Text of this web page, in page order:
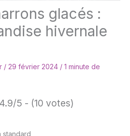
glacés :
hivernale
/ 29 février 2024 / 1 minute de
4.9/5 - (10 votes)